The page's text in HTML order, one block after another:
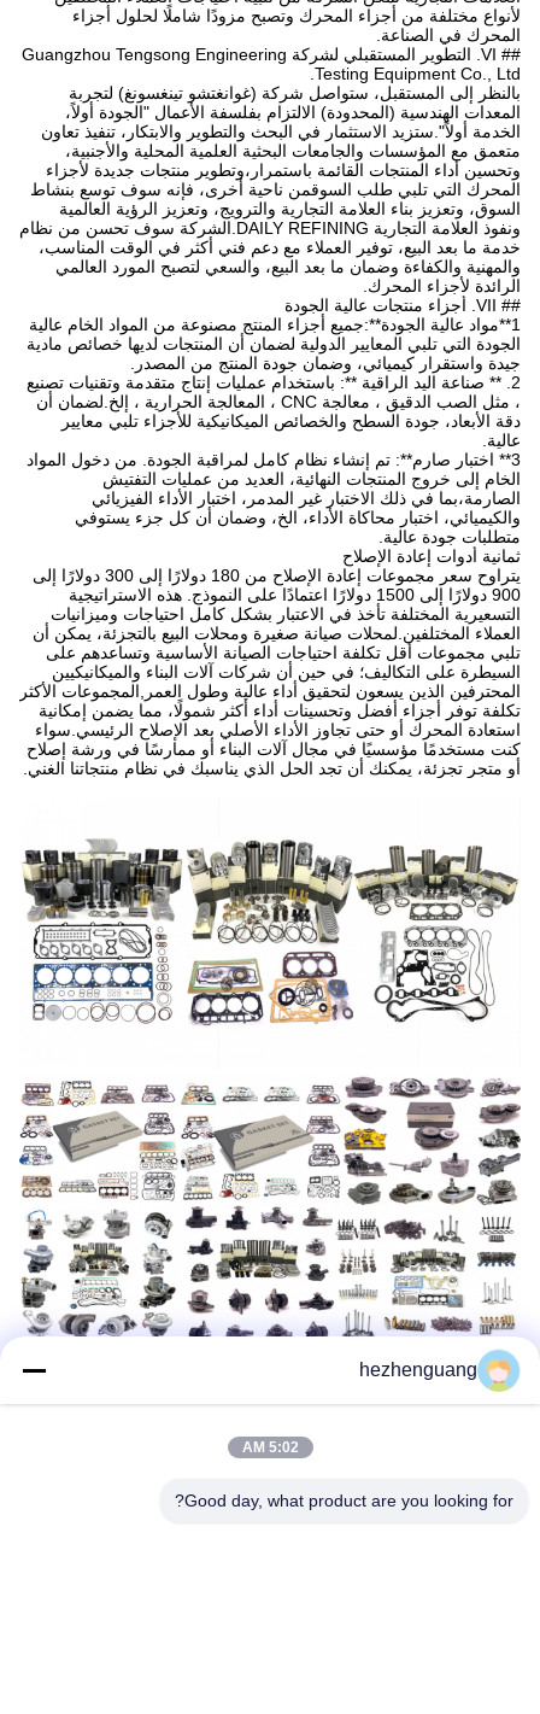
لأنواع مختلفة من أجزاء المحرك وتصبح مزودًا شاملًا لحلول أجزاء
المحرك في الصناعة.
## VI. التطوير المستقبلي لشركة Guangzhou Tengsong Engineering
Testing Equipment Co., Ltd.
بالنظر إلى المستقبل، ستواصل شركة (غوانغتشو تينغسونغ) لتجربة
المعدات الهندسية (المحدودة) الالتزام بفلسفة الأعمال "الجودة أولاً،
الخدمة أولاً".ستزيد الاستثمار في البحث والتطوير والابتكار، تنفيذ تعاون
متعمق مع المؤسسات والجامعات البحثية العلمية المحلية والأجنبية،
وتحسين أداء المنتجات القائمة باستمرار،وتطوير منتجات جديدة لأجزاء
المحرك التي تلبي طلب السوقمن ناحية أخرى، فإنه سوف توسع بنشاط
السوق، وتعزيز بناء العلامة التجارية والترويج، وتعزيز الرؤية العالمية
ونفوذ العلامة التجارية DAILY REFINING.الشركة سوف تحسن من نظام
خدمة ما بعد البيع، توفير العملاء مع دعم فني أكثر في الوقت المناسب،
والمهنية والكفاءة وضمان ما بعد البيع، والسعي لتصبح المورد العالمي
الرائدة لأجزاء المحرك.
## VII. أجزاء منتجات عالية الجودة
1**مواد عالية الجودة**:جميع أجزاء المنتج مصنوعة من المواد الخام عالية
الجودة التي تلبي المعايير الدولية لضمان أن المنتجات لديها خصائص مادية
جيدة واستقرار كيميائي، وضمان جودة المنتج من المصدر.
2. ** صناعة اليد الراقية **: باستخدام عمليات إنتاج متقدمة وتقنيات تصنيع
، مثل الصب الدقيق ، معالجة CNC ، المعالجة الحرارية ، إلخ.لضمان أن
دقة الأبعاد، جودة السطح والخصائص الميكانيكية للأجزاء تلبي معايير
عالية.
3** اختبار صارم**: تم إنشاء نظام كامل لمراقبة الجودة. من دخول المواد
الخام إلى خروج المنتجات النهائية، العديد من عمليات التفتيش
الصارمة،بما في ذلك الاختبار غير المدمر، اختبار الأداء الفيزيائي
والكيميائي، اختبار محاكاة الأداء، الخ، وضمان أن كل جزء يستوفي
متطلبات جودة عالية.
ثمانية أدوات إعادة الإصلاح
يتراوح سعر مجموعات إعادة الإصلاح من 180 دولارًا إلى 300 دولارًا إلى
900 دولارًا إلى 1500 دولارًا اعتمادًا على النموذج. هذه الاستراتيجية
التسعيرية المختلفة تأخذ في الاعتبار بشكل كامل احتياجات وميزانيات
العملاء المختلفين.لمحلات صيانة صغيرة ومحلات البيع بالتجزئة، يمكن أن
تلبي مجموعات أقل تكلفة احتياجات الصيانة الأساسية وتساعدهم على
السيطرة على التكاليف؛ في حين أن شركات آلات البناء والميكانيكيين
المحترفين الذين يسعون لتحقيق أداء عالية وطول العمر,المجموعات الأكثر
تكلفة توفر أجزاء أفضل وتحسينات أداء أكثر شمولًا، مما يضمن إمكانية
استعادة المحرك أو حتى تجاوز الأداء الأصلي بعد الإصلاح الرئيسي.سواء
كنت مستخدمًا مؤسسيًا في مجال آلات البناء أو ممارسًا في ورشة إصلاح
أو متجر تجزئة، يمكنك أن تجد الحل الذي يناسبك في نظام منتجاتنا الغني.
hezhenguang
5:02 AM
Good day, what product are you looking for?